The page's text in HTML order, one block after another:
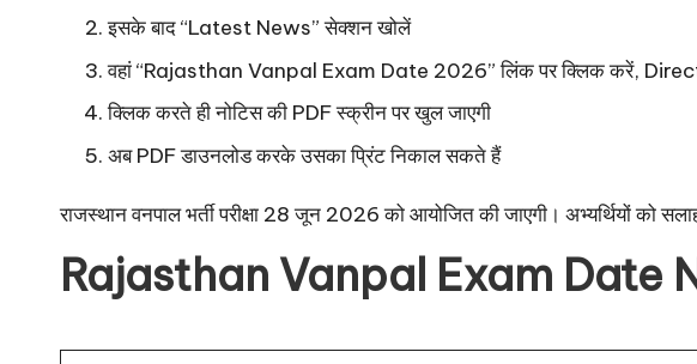
इसके बाद “Latest News” सेक्शन खोलें
वहां “Rajasthan Vanpal Exam Date 2026” लिंक पर क्लिक करें, Direct
क्लिक करते ही नोटिस की PDF स्क्रीन पर खुल जाएगी
अब PDF डाउनलोड करके उसका प्रिंट निकाल सकते हैं
राजस्थान वनपाल भर्ती परीक्षा 28 जून 2026 को आयोजित की जाएगी। अभ्यर्थियों
Rajasthan Vanpal Exam